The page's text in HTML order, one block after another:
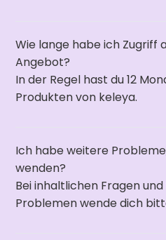
Wie lange habe ich Zugriff
Angebot?
In der Regel hast du 12
Produkten von keleya.
Ich habe weitere
wenden?
Bei inhaltlichen Fragen
Problemen wende dich